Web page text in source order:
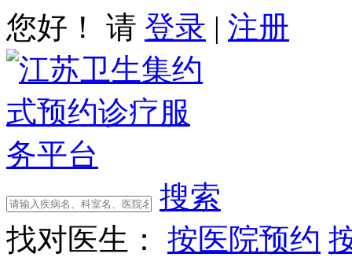
您好！ 请 登录 | 注册
搜索
找对医生：
按医院预约